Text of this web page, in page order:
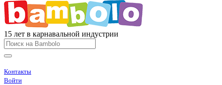
15 лет в карнавальной индустрии
Контакты
Войти